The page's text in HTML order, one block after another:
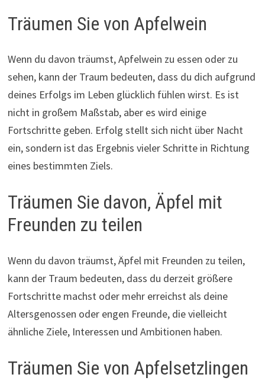
Träumen Sie von Apfelwein
Wenn du davon träumst, Apfelwein zu essen oder zu
sehen, kann der Traum bedeuten, dass du dich aufgrund
deines Erfolgs im Leben glücklich fühlen wirst. Es ist
nicht in großem Maßstab, aber es wird einige
Fortschritte geben. Erfolg stellt sich nicht über Nacht
ein, sondern ist das Ergebnis vieler Schritte in Richtung
eines bestimmten Ziels.
Träumen Sie davon, Äpfel mit
Freunden zu teilen
Wenn du davon träumst, Äpfel mit Freunden zu teilen,
kann der Traum bedeuten, dass du derzeit größere
Fortschritte machst oder mehr erreichst als deine
Altersgenossen oder engen Freunde, die vielleicht
ähnliche Ziele, Interessen und Ambitionen haben.
Träumen Sie von Apfelsetzlingen